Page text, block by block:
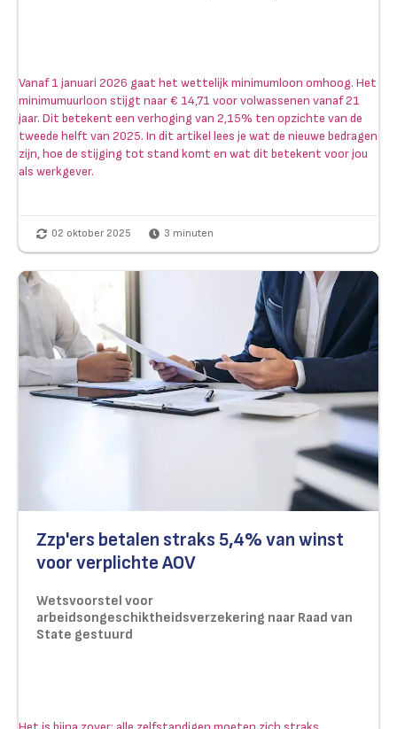
Vanaf 1 januari 2026 gaat het wettelijk minimumloon omhoog. Het
minimumuurloon stijgt naar € 14,71 voor volwassenen vanaf 21
jaar. Dit betekent een verhoging van 2,15% ten opzichte van de
tweede helft van 2025. In dit artikel lees je wat de nieuwe bedragen
zijn, hoe de stijging tot stand komt en wat dit betekent voor jou
als werkgever.
02 oktober 2025 3 minuten
Zzp'ers betalen straks 5,4% van winst
voor verplichte AOV
Wetsvoorstel voor
arbeidsongeschiktheidsverzekering naar Raad van
State gestuurd